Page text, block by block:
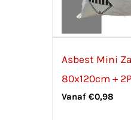
Asbest Mini
80x120cm +
Vanaf €0,98